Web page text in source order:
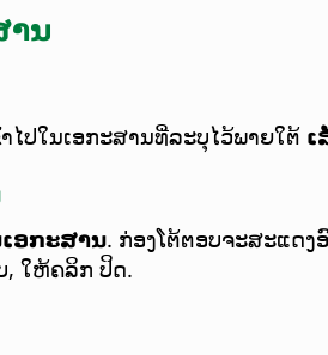
ນ
ໄປໃນເອກະສານທີ່ລະບຸໄວ້ພາຍໃຕ້ ເ
ອກະສານ. ກ່ອງໂຕ້ຕອບຈະສະແດງ
, ໃຫ້ຄລິກ ປິດ.